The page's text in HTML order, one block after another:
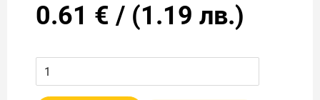
0.61 € / (1.19 лв.)